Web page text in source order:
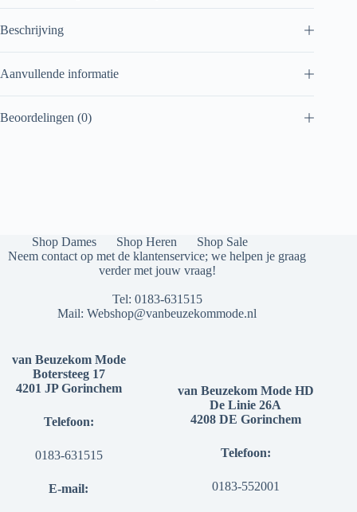
Beschrijving
Aanvullende informatie
Beoordelingen (0)
Shop Dames Shop Heren
Shop Sale
Neem contact op met de klantenservice; we helpen je graag
verder met jouw vraag!
Tel: 0183-631515
Mail:Webshop@vanbeuzekommode.nl
van Beuzekom Mode
Botersteeg 17
4201 JP Gorinchem
Telefoon:
0183-631515
E-mail:
van Beuzekom Mode HD
De Linie 26A
4208 DE Gorinchem
Telefoon:
0183-552001